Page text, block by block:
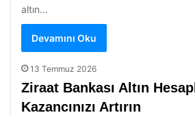
altın…
Devamını Oku
13 Temmuz 2026
Ziraat Bankası Altın
Kazancınızı Artırın